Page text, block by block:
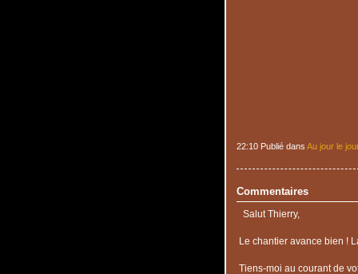
22:10 Publié dans Au jour le
Commentaires
Salut Thierry,
Le chantier avance bien !
Tiens-moi au courant de